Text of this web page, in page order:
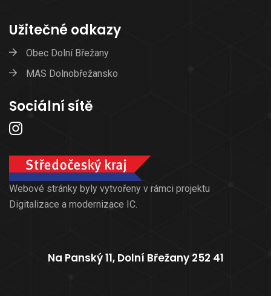
Užitečné odkazy
Obec Dolní Břežany
MAS Dolnobřežansko
Sociální sítě
Webové stránky byly vytvořeny v rámci projektu
Digitalizace a modernizace IC.
Na Panský 11, Dolní Břežany 252 41